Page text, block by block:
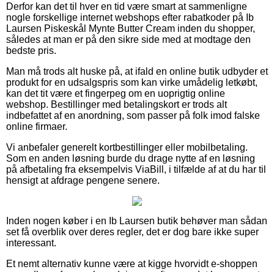
Derfor kan det til hver en tid være smart at sammenligne
nogle forskellige internet webshops efter rabatkoder på Ib
Laursen Piskeskål Mynte Butter Cream inden du shopper,
således at man er på den sikre side med at modtage den
bedste pris.
Man må trods alt huske på, at ifald en online butik udbyder et
produkt for en udsalgspris som kan virke umådelig letkøbt,
kan det tit være et fingerpeg om en uoprigtig online
webshop. Bestillinger med betalingskort er trods alt
indbefattet af en anordning, som passer på folk imod falske
online firmaer.
Vi anbefaler generelt kortbestillinger eller mobilbetaling.
Som en anden løsning burde du drage nytte af en løsning
på afbetaling fra eksempelvis ViaBill, i tilfælde af at du har til
hensigt at afdrage pengene senere.
Inden nogen køber i en Ib Laursen butik behøver man sådan
set få overblik over deres regler, det er dog bare ikke super
interessant.
Et nemt alternativ kunne være at kigge hvorvidt e-shoppen